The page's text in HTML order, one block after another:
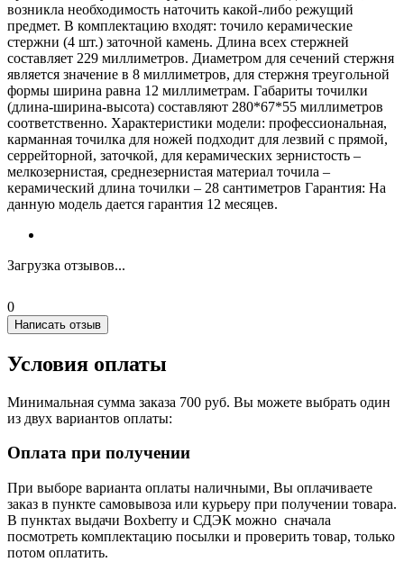
возникла необходимость наточить какой-либо режущий
предмет. В комплектацию входят: точило керамические
стержни (4 шт.) заточной камень. Длина всех стержней
составляет 229 миллиметров. Диаметром для сечений стержня
является значение в 8 миллиметров, для стержня треугольной
формы ширина равна 12 миллиметрам. Габариты точилки
(длина-ширина-высота) составляют 280*67*55 миллиметров
соответственно. Характеристики модели: профессиональная,
карманная точилка для ножей подходит для лезвий с прямой,
серрейторной, заточкой, для керамических зернистость –
мелкозернистая, среднезернистая материал точила –
керамический длина точилки – 28 сантиметров Гарантия: На
данную модель дается гарантия 12 месяцев.
Загрузка отзывов...
0
Написать отзыв
Условия оплаты
Минимальная сумма заказа 700 руб. Вы можете выбрать один
из двух вариантов оплаты:
Оплата при получении
При выборе варианта оплаты наличными, Вы оплачиваете
заказ в пункте самовывоза или курьеру при получении товара.
В пунктах выдачи Boxberry и СДЭК можно сначала
посмотреть комплектацию посылки и проверить товар, только
потом оплатить.